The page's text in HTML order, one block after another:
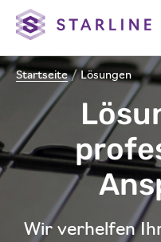
Startseite /Lösungen
Wir verhelfen